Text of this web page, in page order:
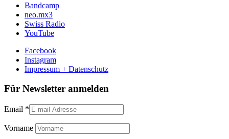
Bandcamp
neo.mx3
Swiss Radio
YouTube
Facebook
Instagram
Impressum + Datenschutz
Für Newsletter anmelden
Email *
Vorname